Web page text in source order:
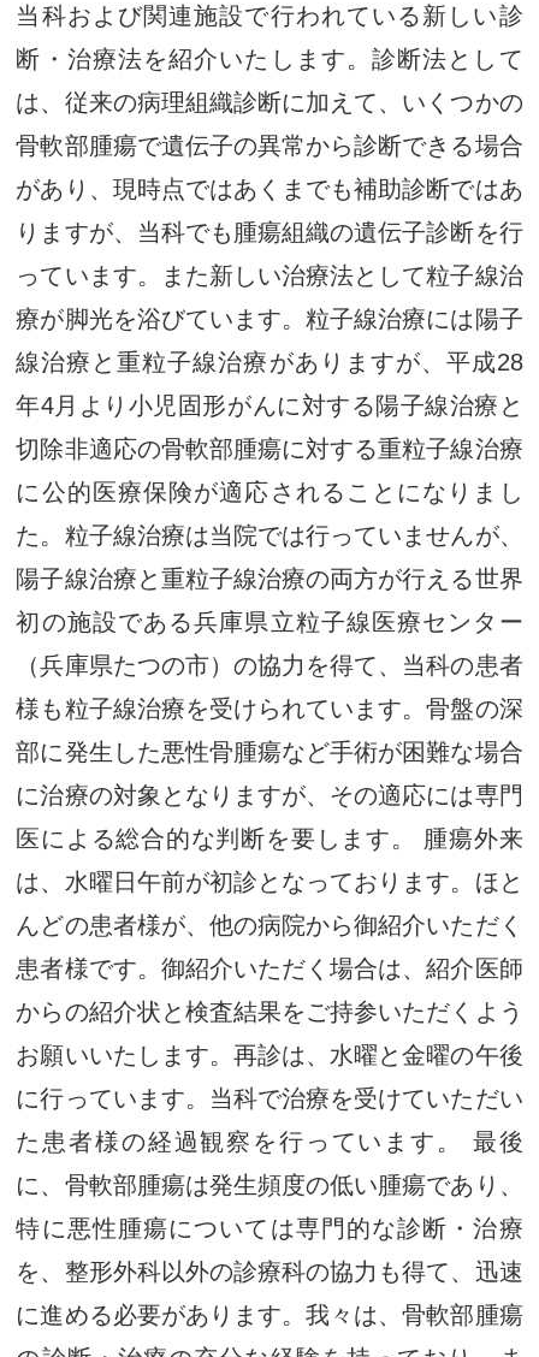
当科および関連施設で行われている新しい診
断・治療法を紹介いたします。診断法として
は、従来の病理組織診断に加えて、いくつかの
骨軟部腫瘍で遺伝子の異常から診断できる場合
があり、現時点ではあくまでも補助診断ではあ
りますが、当科でも腫瘍組織の遺伝子診断を行
っています。また新しい治療法として粒子線治
療が脚光を浴びています。粒子線治療には陽子
線治療と重粒子線治療がありますが、平成28
年4月より小児固形がんに対する陽子線治療と
切除非適応の骨軟部腫瘍に対する重粒子線治療
に公的医療保険が適応されることになりまし
た。粒子線治療は当院では行っていませんが、
陽子線治療と重粒子線治療の両方が行える世界
初の施設である兵庫県立粒子線医療センター
（兵庫県たつの市）の協力を得て、当科の患者
様も粒子線治療を受けられています。骨盤の深
部に発生した悪性骨腫瘍など手術が困難な場合
に治療の対象となりますが、その適応には専門
医による総合的な判断を要します。 腫瘍外来
は、水曜日午前が初診となっております。ほと
んどの患者様が、他の病院から御紹介いただく
患者様です。御紹介いただく場合は、紹介医師
からの紹介状と検査結果をご持参いただくよう
お願いいたします。再診は、水曜と金曜の午後
に行っています。当科で治療を受けていただい
た患者様の経過観察を行っています。 最後
に、骨軟部腫瘍は発生頻度の低い腫瘍であり、
特に悪性腫瘍については専門的な診断・治療
を、整形外科以外の診療科の協力も得て、迅速
に進める必要があります。我々は、骨軟部腫瘍